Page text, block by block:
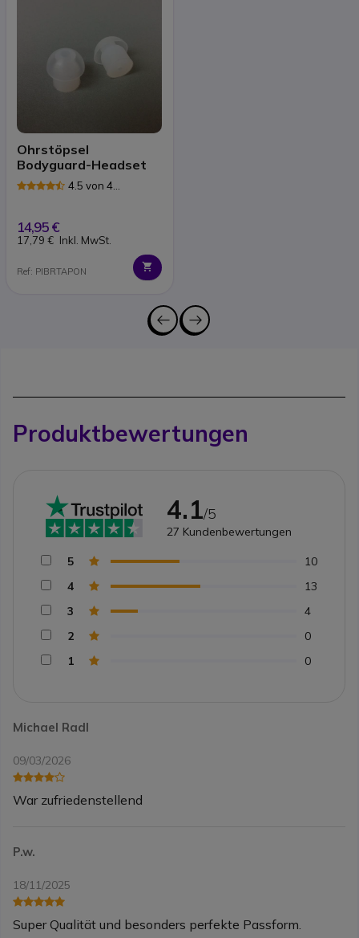
Ohrstöpsel
Bodyguard-Headset
4.5 von 4
14,95 €
17,79 € Inkl. MwSt.
Ref: PIBRTAPON
Produktbewertungen
Michael Radl
09/03/2026
War zufriedenstellend
P.w.
18/11/2025
Super Qualität und besonders perfekte Passform.
4.1/5
27 Kundenbewertungen
5
10
4
13
3
4
2
0
1
0